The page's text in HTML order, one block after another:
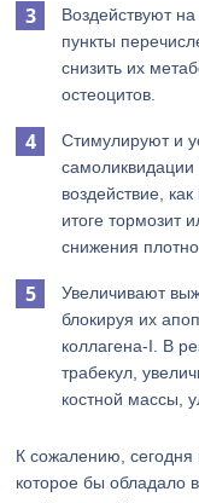
Воздействуют
пункты
снизить их
остеоцитов.
Стимулируют и
самоликвидации
воздействие,
итоге тормозит
снижения
Увеличивают
блокируя их
коллагена-I. В
трабекул,
костной массы,
К сожалению, сегодня
которое бы обладало